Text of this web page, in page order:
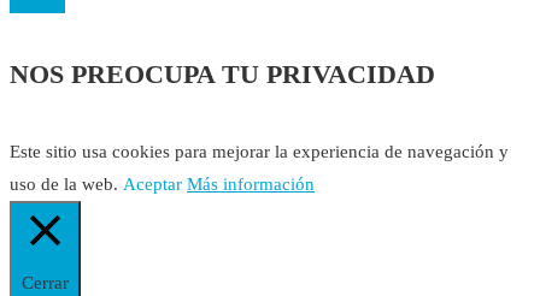
NOS PREOCUPA TU PRIVACIDAD
Este sitio usa cookies para mejorar la experiencia de navegación y
uso de la web. Aceptar Más información
Cerrar